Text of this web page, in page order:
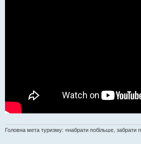
Головна мета туризму: «набрати побільше, забрати